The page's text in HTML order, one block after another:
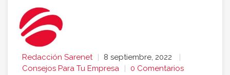
Redacción Sarenet
8 septiembre, 2022
Consejos Para Tu Empresa
0 Comentarios